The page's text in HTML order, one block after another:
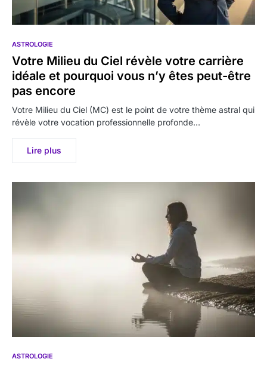
ASTROLOGIE
Votre Milieu du Ciel révèle votre carrière
idéale et pourquoi vous n’y êtes peut-être
pas encore
Votre Milieu du Ciel (MC) est le point de votre thème astral qui
révèle votre vocation professionnelle profonde…
Lire plus
ASTROLOGIE